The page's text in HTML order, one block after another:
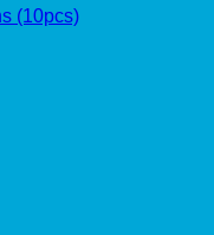
(10pcs)